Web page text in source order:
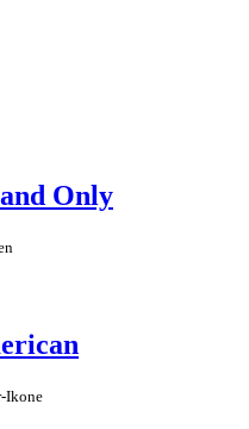
Only
Ikone